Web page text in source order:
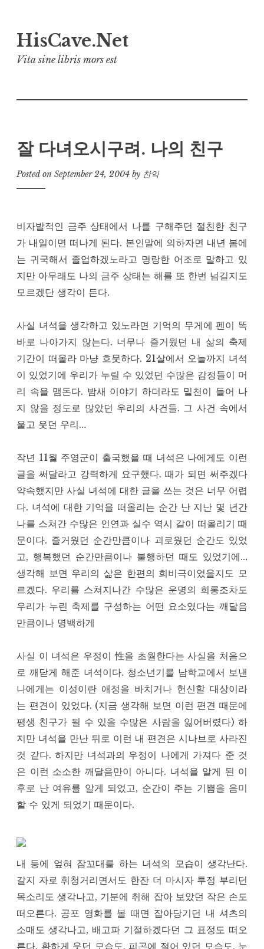
to
content
HisCave.Net
Vita sine libris mors est
잘 다녀오시구려. 나의 친구
Posted on September 24, 2004 by 찬익
비자발적인 금주 상태에서 나를 구해주던 절친한 친구
가 내일이면 떠나게 된다. 본인말에 의하자면 내년 봄에
는 귀국해서 졸업하겠노라고 명랑한 어조로 말하고 있
지만 아무래도 나의 금주 상태는 해를 또 한번 넘길지도
모르겠단 생각이 든다.
사실 녀석을 생각하고 있노라면 기억의 무게에 펜이 똑
바로 나아가지 않는다. 너무나 즐거웠던 내 삶의 축제
기간이 떠올라 마냥 흐뭇하다. 21살에서 오늘까지 녀석
이 있었기에 우리가 누릴 수 있었던 수많은 감정들이 머
리 속을 맴돈다. 밤새 이야기 하더라도 밑천이 들어 나
지 않을 정도로 많았던 우리의 사건들. 그 사건 속에서
울고 웃던 우리…
작년 11월 주영군이 출국했을 때 녀석은 나에게도 이런
글을 써달라고 강력하게 요구했다. 때가 되면 써주겠다
약속했지만 사실 녀석에 대한 글을 쓰는 것은 너무 어렵
다. 녀석에 대한 기억을 떠올리는 순간 난 지난 몇 년간
나를 스쳐간 수많은 인연과 실수 역시 같이 떠올리기 때
문이다. 즐거웠던 순간만큼이나 괴로웠던 순간도 있었
고, 행복했던 순간만큼이나 불행하던 때도 있었기에…
생각해 보면 우리의 삶은 한편의 희비극이었을지도 모
르겠다. 우리를 스쳐지나간 수많은 운명의 희롱조차도
우리가 누린 축제를 구성하는 어떤 요소였다는 깨달음
만큼이나 명백하게
사실 이 녀석은 우정이 性을 초월한다는 사실을 처음으
로 깨닫게 해준 녀석이다. 청소년기를 남학교에서 보낸
나에게는 이성이란 애정을 바치거나 헌신할 대상이라
는 편견이 있었다. (지금 생각해 보면 이런 편견 때문에
평생 친구가 될 수 있을 수많은 사람을 잃어버렸다) 하
지만 녀석을 만난 뒤로 이런 내 편견은 시나브로 사라진
것 같다. 하지만 녀석과의 우정이 나에게 가져다 준 것
은 이런 소소한 깨달음만이 아니다. 녀석을 알게 된 이
후로 난 여유를 알게 되었고, 순간이 주는 기쁨을 음미
할 수 있게 되었기 때문이다.
내 등에 엎혀 잠꼬대를 하는 녀석의 모습이 생각난다.
갈지 자로 휘청거리면서도 한잔 더 마시자 투정 부리던
목소리도 생각나고, 기분에 취해 잡아 보았던 작은 손도
떠오른다. 공포 영화를 볼 때면 잡아당기던 내 셔츠의
소매도 생각나고, 배고파 기절하겠다던 그 표정도 떠오
른다. 환하게 웃던 모습도, 피곤에 절어 있던 모습도, 눈